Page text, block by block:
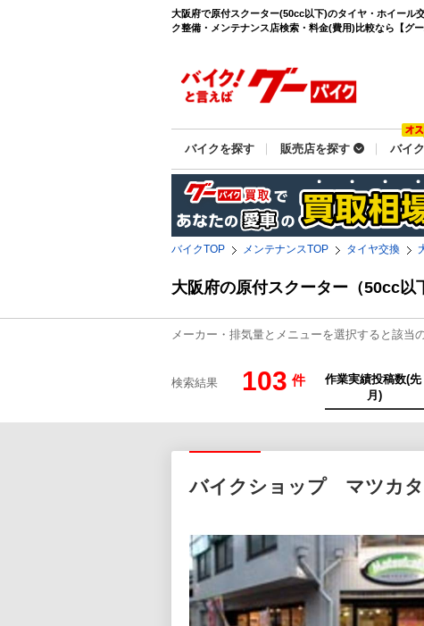
大阪府で原付スクーター(50cc以下)のタイヤ・ホイール
ク整備・メンテナンス店検索・料金(費用)比較なら【グ
バイクを探す 販売店を探す バイ
バイクTOP メンテナンスTOP タイヤ交換
大阪府の原付スクーター（50cc
メーカー・排気量とメニューを選択すると該当
検索結果 103 件
バイクショップ マツカタ